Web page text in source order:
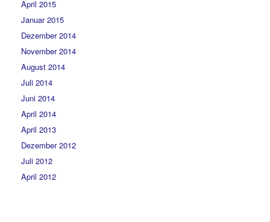
April 2015
Januar 2015
Dezember 2014
November 2014
August 2014
Juli 2014
Juni 2014
April 2014
April 2013
Dezember 2012
Juli 2012
April 2012